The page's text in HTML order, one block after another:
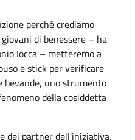
perché crediamo
di benessere – ha
Iocca – metteremo a
e stick per verificare
bevande, uno strumento
della cosiddetta
dei partner dell'iniziativa.